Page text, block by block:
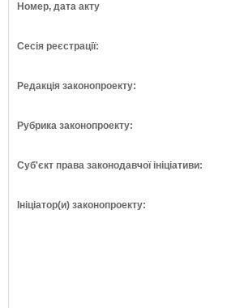
Номер, дата акту
Сесія реєстрації:
Редакція законопроекту:
Рубрика законопроекту:
Суб'єкт права законодавчої ініціативи:
Ініціатор(и) законопроекту: